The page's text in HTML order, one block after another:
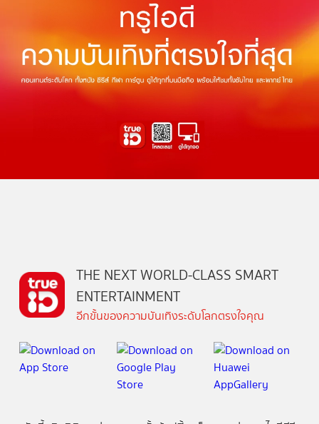
THE NEXT WORLD-CLASS SMART
ENTERTAINMENT
อีกขั้นของความบันเทิงระดับโลกตรงใจคุณ